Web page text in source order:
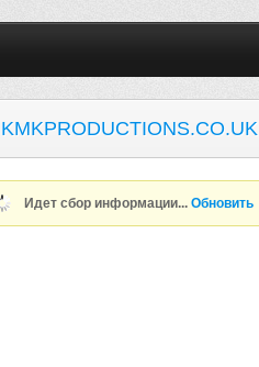
KMKPRODUCTIONS.CO.UK
Идет сбор информации...Обновить